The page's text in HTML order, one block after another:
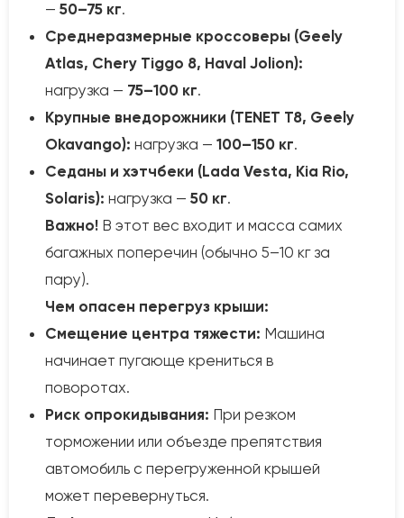
— 50–75 кг.
Среднеразмерные кроссоверы (Geely
Atlas, Chery Tiggo 8, Haval Jolion):
нагрузка — 75–100 кг.
Крупные внедорожники (TENET T8, Geely
Okavango): нагрузка — 100–150 кг.
Седаны и хэтчбеки (Lada Vesta, Kia Rio,
Solaris): нагрузка — 50 кг.
Важно! В этот вес входит и масса самих
багажных поперечин (обычно 5–10 кг за
пару).
Чем опасен перегруз крыши:
Смещение центра тяжести: Машина
начинает пугающе крениться в
поворотах.
Риск опрокидывания: При резком
торможении или объезде препятствия
автомобиль с перегруженной крышей
может перевернуться.